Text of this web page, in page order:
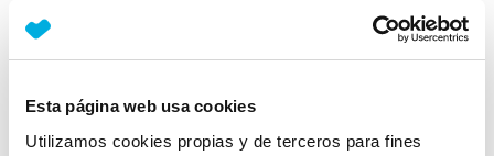
Esta página web usa cookies
Utilizamos cookies propias y de terceros para fines
Detalles destacados
Control de crucero con limitador de velocidad